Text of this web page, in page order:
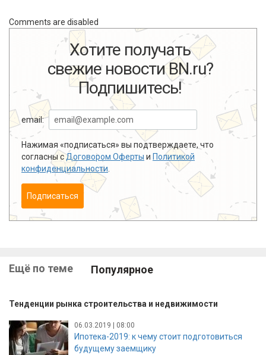
Comments are disabled
Хотите получать
свежие новости BN.ru?
Подпишитесь!
email:
Нажимая «подписаться» вы подтверждаете, что
согласны сДоговором Оферты и Политикой
конфиденциальности
Подписаться
Ещё по теме Популярное
Тенденции рынка строительства и недвижимости
06.03.2019 | 08:00
Ипотека-2019: к чему стоит подготовиться
будущему заемщику